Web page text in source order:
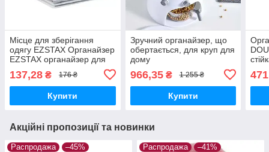
Місце для зберігання
одягу EZSTAX Органайзер
EZSTAX органайзер для
137,28 ₴ 176 ₴
Купити
Зручний органайзер, що
обертається, для круп для
дому
966,35₴ 1 255 ₴
Купити
Акційні пропозиції та новинки
Распродажа –45% Распродажа –41%